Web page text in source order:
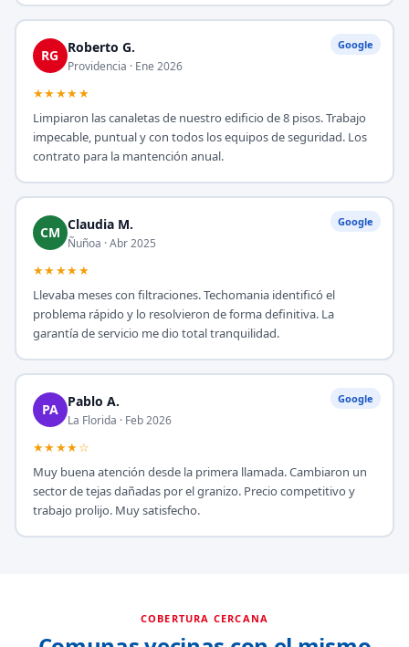
Google
RG Roberto G.
Providencia · Ene 2026
★★★★★
Limpiaron las canaletas de nuestro edificio de 8 pisos. Trabajo
impecable, puntual y con todos los equipos de seguridad. Los
contrato para la mantención anual.
Google
CM Claudia M.
Ñuñoa · Abr 2025
★★★★★
Llevaba meses con filtraciones. Techomania identificó el
problema rápido y lo resolvieron de forma definitiva. La
garantía de servicio me dio total tranquilidad.
Google
PA Pablo A.
La Florida · Feb 2026
★★★★☆
Muy buena atención desde la primera llamada. Cambiaron un
sector de tejas dañadas por el granizo. Precio competitivo y
trabajo prolijo. Muy satisfecho.
COBERTURA CERCANA